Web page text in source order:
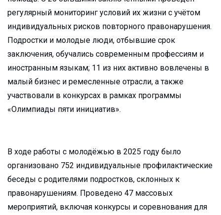
регулярный мониторинг условий их жизни с учётом
индивидуальных рисков повторного правонарушения.
Подростки и молодые люди, отбывшие срок
заключения, обучались современным профессиям и
иностранным языкам; 11 из них активно вовлечены в
малый бизнес и ремесленные отрасли, а также
участвовали в конкурсах в рамках программы
«Олимпиады пяти инициатив».
В ходе работы с молодёжью в 2025 году было
организовано 752 индивидуальные профилактические
беседы с родителями подростков, склонных к
правонарушениям. Проведено 47 массовых
мероприятий, включая конкурсы и соревнования для